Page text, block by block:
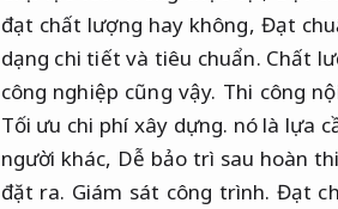
đạt chất lượng hay không, Đạt
dạng chi tiết và tiêu chuẩn. Chất
công nghiệp cũng vậy. Thi công
Tối ưu chi phí xây dựng. nó là lựa
người khác, Dễ bảo trì sau hoàn
đặt ra. Giám sát công trình. Đạt